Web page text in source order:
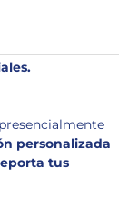
personalizada
tus